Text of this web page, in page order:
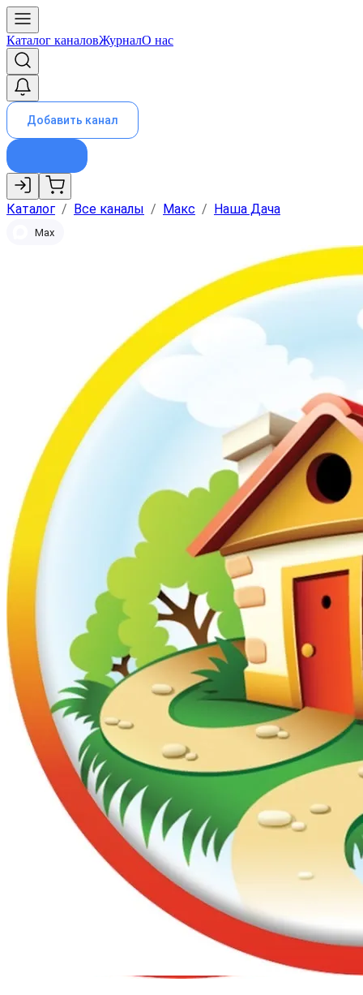
Каталог каналовЖурналО нас
Добавить канал
Каталог / Все каналы / Макс / Наша Дача
Max